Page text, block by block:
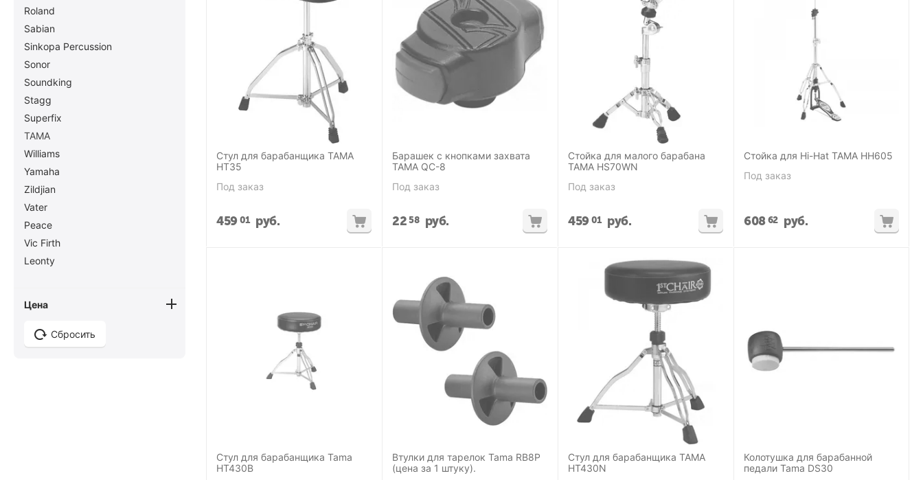
Стул для барабанщика TAMA
HT35
Под заказ
45901 руб.
Барашек с кнопками захвата
TAMA QC-8
Под заказ
2258 руб.
Стойка для малого барабана
TAMA HS70WN
Под заказ
45901 руб.
Стойка для Hi-Hat TAMA HH605
Под заказ
60862 руб.
Стул для барабанщика Tama
HT430B
Втулки для тарелок Tama RB8P
(цена за 1 штуку).
Стул для барабанщика TAMA
HT430N
Колотушка для барабанной
педали Tama DS30
Roland
Sabian
Sinkopa Percussion
Sonor
Soundking
Stagg
Superfix
TAMA
Williams
Yamaha
Zildjian
Vater
Peace
Vic Firth
Leonty
Цена
Сбросить